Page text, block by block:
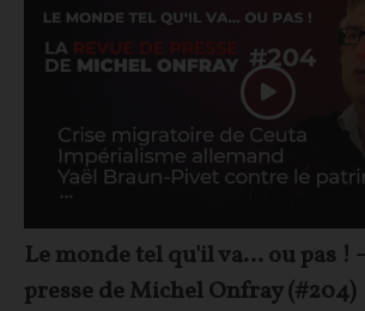
Le monde tel qu'il va… ou pas !
presse de Michel Onfray (#204)